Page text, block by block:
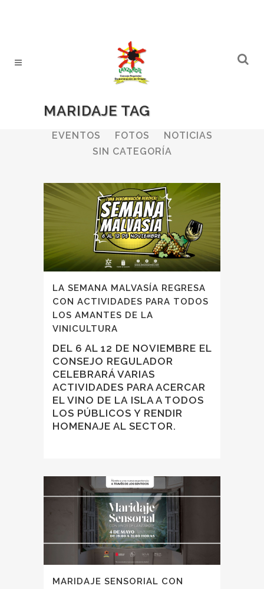
MARIDAJE TAG
ALL BODEGAS
EVENTOS
FOTOS
NOTICIAS
SIN CATEGORÍA
LA SEMANA MALVASÍA REGRESA
CON ACTIVIDADES PARA TODOS
LOS AMANTES DE LA
VINICULTURA
DEL 6 AL 12 DE NOVIEMBRE EL
CONSEJO REGULADOR
CELEBRARÁ VARIAS
ACTIVIDADES PARA ACERCAR
EL VINO DE LA ISLA A TODOS
LOS PÚBLICOS Y RENDIR
HOMENAJE AL SECTOR.
MARIDAJE SENSORIAL CON